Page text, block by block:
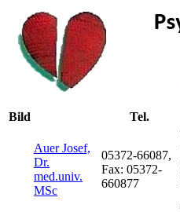
Direkt
zum
Inhalt
Bild Tel.
Auer Josef,
Dr.
med.univ.
MSc
05372-66087,
Fax: 05372-
660877